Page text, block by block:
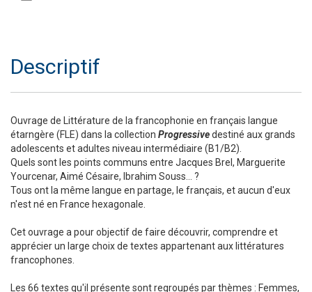
Descriptif
Ouvrage de Littérature de la francophonie en français langue
étarngère (FLE) dans la collection Progressivedestiné aux grands
adolescents et adultes niveau intermédiaire (B1/B2).
Quels sont les points communs entre Jacques Brel, Marguerite
Yourcenar, Aimé Césaire, Ibrahim Souss... ?
Tous ont la même langue en partage, le français, et aucun d'eux
n'est né en France hexagonale.
Cet ouvrage a pour objectif de faire découvrir, comprendre et
apprécier un large choix de textes appartenant aux littératures
francophones.
Les 66 textes qu'il présente sont regroupés par thèmes : Femmes,